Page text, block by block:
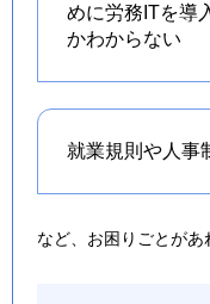
めに労務ITを導
かわからない
就業規則や人事
など、お困りごとがあ